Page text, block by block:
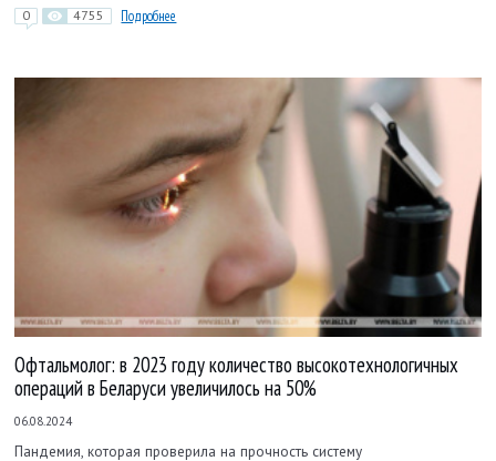
0 4755 Подробнее
Офтальмолог: в 2023 году количество высокотехнологичных
операций в Беларуси увеличилось на 50%
06.08.2024
Пандемия, которая проверила на прочность систему